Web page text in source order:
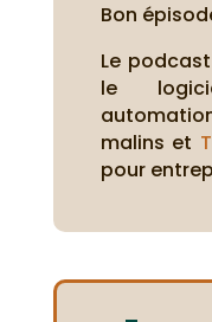
Bon
Le
le
malins et
pour